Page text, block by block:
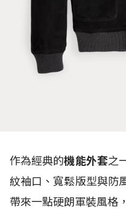
作為經典的機能外套之
紋袖口、寬鬆版型與防
帶來一點硬朗軍裝風格